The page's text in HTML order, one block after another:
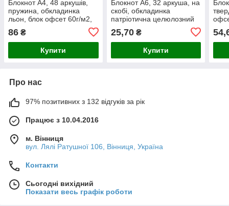
Блокнот А4, 48 аркушів,
пружина, обкладинка
льон, блок офсет 60г/м2,
86 ₴
Купити
Блокнот А6, 32 аркуша, на
скобі, обкладинка
патріотична целюлозний
фольгою, клітинка
25,70₴
Купити
Про нас
97% позитивних з 132 відгуків за рік
Працює з 10.04.2016
м. Вінниця
вул. Лялі Ратушної 106, Вінниця, Україна
Контакти
Сьогодні вихідний
Показати весь графік роботи